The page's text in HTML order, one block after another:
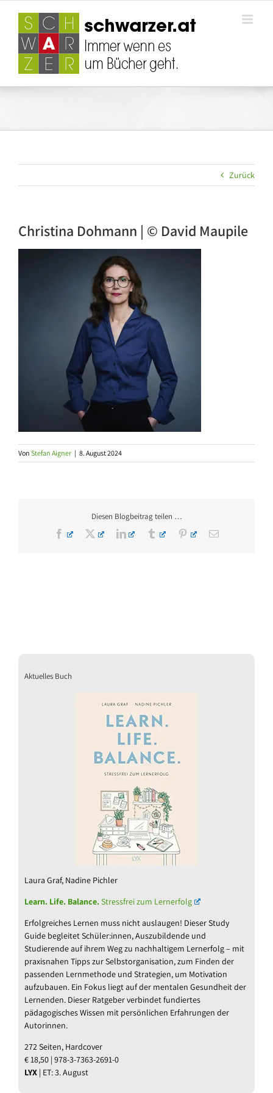
springen
Zurück
Christina Dohmann | © David Maupile
Von Stefan Aigner | 8. August 2024
Diesen Blogbeitrag teilen …
Facebook
X LinkedInTumblr PinterestE-
Aktuelles Buch
Laura Graf, Nadine Pichler
Learn. Life. Balance.Stressfrei zum Lernerfolg
Erfolgreiches Lernen muss nicht auslaugen! Dieser Study
Guide begleitet Schüler:innen, Auszubildende und
Studierende auf ihrem Weg zu nachhaltigem Lernerfolg – mit
praxisnahen Tipps zur Selbstorganisation, zum Finden der
passenden Lernmethode und Strategien, um Motivation
aufzubauen. Ein Fokus liegt auf der mentalen Gesundheit der
Lernenden. Dieser Ratgeber verbindet fundiertes
pädagogisches Wissen mit persönlichen Erfahrungen der
Autorinnen.
272 Seiten, Hardcover
€ 18,50 | 978-3-7363-2691-0
LYX | ET: 3. August